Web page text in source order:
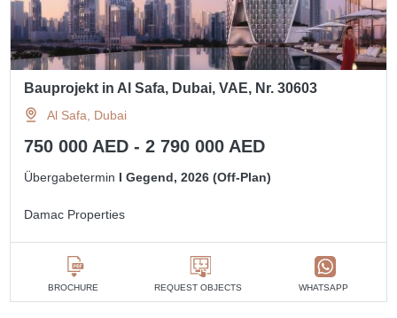
Bauprojekt in Al Safa, Dubai, VAE, Nr. 30603
Al Safa, Dubai
750 000 AED - 2 790 000 AED
Übergabetermin I Gegend, 2026 (Off-Plan)
Damac Properties
BROCHURE REQUEST OBJECTS WHATSAPP